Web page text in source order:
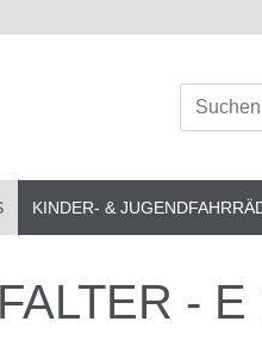
KINDER- &
FALTER -